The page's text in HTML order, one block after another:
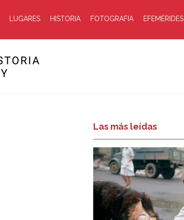
LUGARES HISTORIA FOTOGRAFIA EFEMÉRIDES
Las más leídas